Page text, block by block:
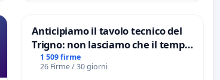
Anticipiamo il tavolo tecnico del
Trigno: non lasciamo che il tempo
rallenti le ricerche di Domenico
Racanati
1 509 firme
26 Firme / 30 giorni